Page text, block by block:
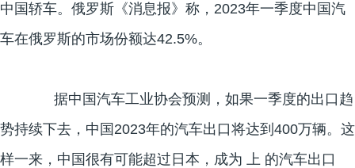
中国轿车。俄罗斯《消息报》称，2023年一季度中国汽
车在俄罗斯的市场份额达42.5%。
据中国汽车工业协会预测，如果一季度的出口趋
势持续下去，中国2023年的汽车出口将达到400万辆。这
样一来，中国很有可能超过日本，成为 上 的汽车出口